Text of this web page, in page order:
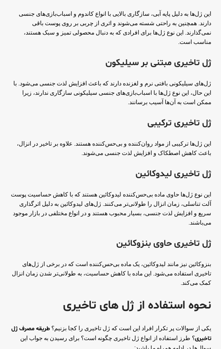
این ژل‌ها به دلیل پایه آبی، سازگاری بالایی با انواع کاندوم و اسباب‌بازی‌های جنسی
دارند. همچنین به راحتی شسته می‌شوند و اثری از چربی بر روی پوست باقی
نمی‌گذارند. این نوع ژل‌ها برای افرادی که به دنبال محصولی تمیز و سبک هستند،
مناسب است.
ژل تاخیری مبتنی بر سیلیکون
ژل‌های سیلیکونی بافتی نرم و لغزنده دارند که باعث افزایش لذت جنسی می‌شود. با
این حال، این نوع ژل‌ها با اسباب‌بازی‌های جنسی سیلیکونی سازگاری ندارند، زیرا
ممکن است به آن‌ها آسیب برسانند.
ژل تاخیری ترکیبی
این ژل‌ها ترکیبی از مواد روان‌کننده و بی‌حس‌کننده هستند. علاوه بر تاخیر در انزال،
باعث کاهش اصطکاک و افزایش لذت جنسی می‌شوند.
ژل تاخیری لیدوکائین
این نوع ژل‌ها حاوی ماده بی‌حس‌کننده لیدوکائین هستند که با کاهش حساسیت پوست
آلت تناسلی، زمان انزال را طولانی‌تر می‌کنند. ژل‌های لیدوکائین به دلیل اثرگذاری
سریع و افزایش لذت جنسی، بسیار محبوب هستند و در انواع مختلفی در بازار موجود
می‌باشند.
ژل تاخیری حاوی بنزوکائین
بنزوکائین نیز مانند لیدوکائین، یک ماده بی‌حس‌کننده است که در برخی از ژل‌های
تاخیری استفاده می‌شود. این ماده با کاهش حساسیت، به طولانی‌تر شدن زمان انزال
کمک می‌کند.
نحوه استفاده از ژل‌ های تاخیری
یکی از سوالات پر تکرار افراد این است که ژل تاخیری را کجا بزنیم؟ طریقه مصرف ژل
تاخیری؟ طرز استفاده از انواع ژل تاخیری چگونه است؟ برای رسیدن به جواب این